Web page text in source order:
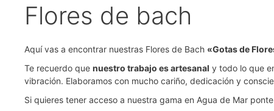
Flores de bach
Aquí vas a encontrar nuestras Flores de Bach «Gotas de
Te recuerdo que nuestro trabajo es artesanal y todo lo que
vibración. Elaboramos con mucho cariño, dedicación y
Si quieres tener acceso a nuestra gama en Agua de Mar